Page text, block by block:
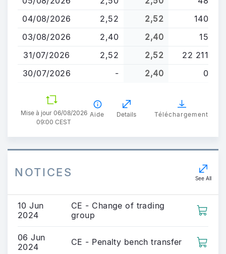
contenu
principal
04/08/2026
2,52 2,52
140
03/08/2026
2,40 2,40
15
31/07/2026
2,52 2,52
22 211
30/07/2026
- 2,40 0
Mise à jour 06/08/2026
09:00 CEST
Aide Details Téléchargement
NOTICES See All
10 Jun
2024
CE - Change of trading
group
06 Jun
2024
CE - Penalty bench transfer